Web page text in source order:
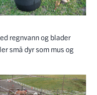
regnvann og blader
små dyr som mus og